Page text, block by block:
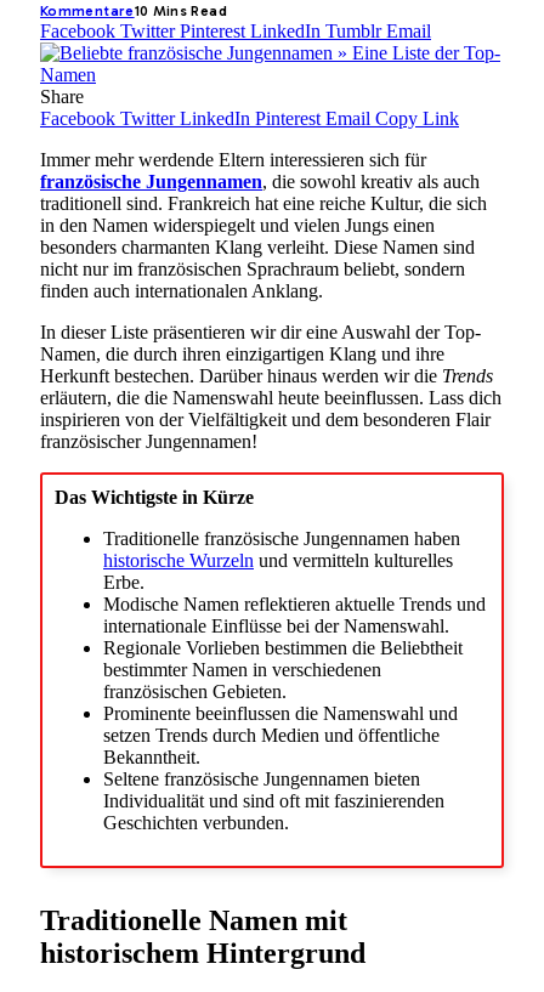
Kommentare10 Mins Read
Facebook Twitter Pinterest LinkedIn Tumblr Email
Share
Facebook Twitter LinkedIn Pinterest Email Copy Link
Immer mehr werdende Eltern interessieren sich für
französische Jungennamen, die sowohl kreativ als auch
traditionell sind. Frankreich hat eine reiche Kultur, die sich
in den Namen widerspiegelt und vielen Jungs einen
besonders charmanten Klang verleiht. Diese Namen sind
nicht nur im französischen Sprachraum beliebt, sondern
finden auch internationalen Anklang.
In dieser Liste präsentieren wir dir eine Auswahl der Top-
Namen, die durch ihren einzigartigen Klang und ihre
Herkunft bestechen. Darüber hinaus werden wir die Trends
erläutern, die die Namenswahl heute beeinflussen. Lass dich
inspirieren von der Vielfältigkeit und dem besonderen Flair
französischer Jungennamen!
Das Wichtigste in Kürze
Traditionelle französische Jungennamen haben
historische Wurzeln und vermitteln kulturelles
Erbe.
Modische Namen reflektieren aktuelle Trends und
internationale Einflüsse bei der Namenswahl.
Regionale Vorlieben bestimmen die Beliebtheit
bestimmter Namen in verschiedenen
französischen Gebieten.
Prominente beeinflussen die Namenswahl und
setzen Trends durch Medien und öffentliche
Bekanntheit.
Seltene französische Jungennamen bieten
Individualität und sind oft mit faszinierenden
Geschichten verbunden.
Traditionelle Namen mit
historischem Hintergrund